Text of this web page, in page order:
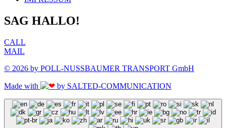
SAG HALLO!
CALL
MAIL
© 2026 by POLL-NUSSBAUMER TRANSPORT GmbH
Made with by SALTED-COMMUNICATION